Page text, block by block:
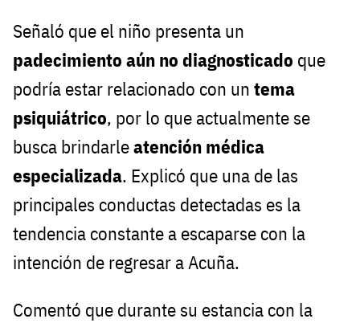
Señaló que el niño presenta un
padecimiento aún no diagnosticado que
podría estar relacionado con un tema
psiquiátrico, por lo que actualmente se
busca brindarleatención médica
especializada. Explicó que una de las
principales conductas detectadas es la
tendencia constante a escaparse con la
intención de regresar a Acuña.
Comentó que durante su estancia con la